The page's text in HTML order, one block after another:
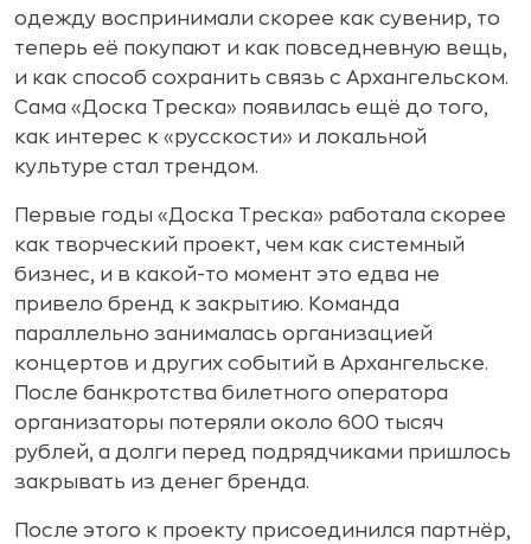
одежду воспринимали скорее как сувенир, то
теперь её покупают и как повседневную вещь,
и как способ сохранить связь с Архангельском.
Сама «Доска Треска» появилась ещё до того,
как интерес к «русскости» и локальной
культуре стал трендом.
Первые годы «Доска Треска» работала скорее
как творческий проект, чем как системный
бизнес, и в какой-то момент это едва не
привело бренд к закрытию. Команда
параллельно занималась организацией
концертов и других событий в Архангельске.
После банкротства билетного оператора
организаторы потеряли около 600 тысяч
рублей, а долги перед подрядчиками пришлось
закрывать из денег бренда.
После этого к проекту присоединился партнёр,